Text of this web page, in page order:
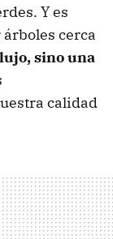
Y es
cerca
sino una
calidad